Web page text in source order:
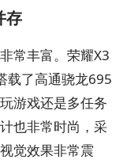
存
常丰富。荣耀X3
载了高通骁龙695
游戏还是多任务
也非常时尚，采
觉效果非常震